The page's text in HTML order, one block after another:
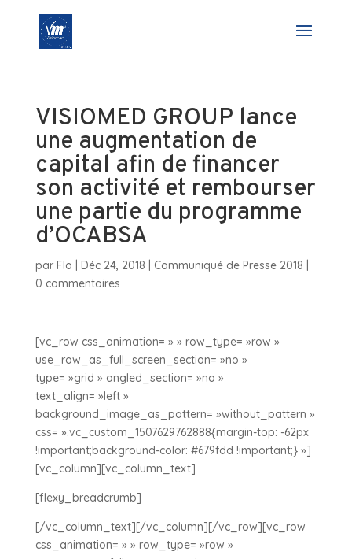
VISIOMED GROUP lance
une augmentation de
capital afin de financer
son activité et rembourser
une partie du programme
d’OCABSA
par Flo Déc 24, 2018 Communiqué de Presse 2018
0 commentaires
[vc_row css_animation= » » row_type= »row »
use_row_as_full_screen_section= »no »
type= »grid » angled_section= »no »
text_align= »left »
background_image_as_pattern= »without_pattern »
css= ».vc_custom_1507629762888{margin-top: -62px
!important;background-color: #679fdd !important;} »]
[vc_column][vc_column_text]
[flexy_breadcrumb]
[/vc_column_text][/vc_column][/vc_row][vc_row
css_animation= » » row_type= »row »